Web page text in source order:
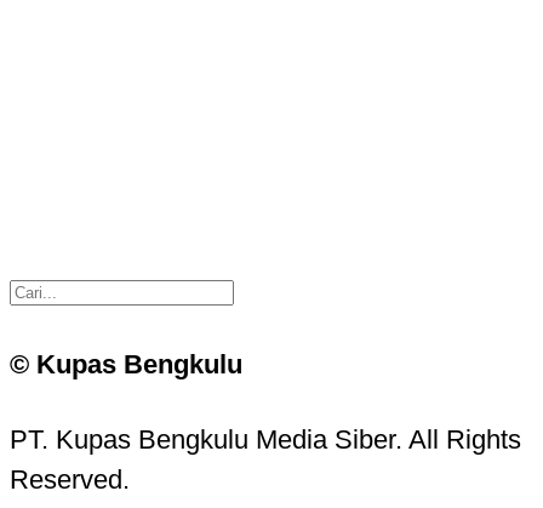
© Kupas Bengkulu
PT. Kupas Bengkulu Media Siber. All Rights
Reserved.